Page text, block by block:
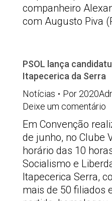
companheiro
com Augusto Piva
PSOL lança
Itapecerica da Serra
Notícias
Por
Deixe um comentário
Em Convenção
de junho, no Clube
horário das 10
Socialismo e
Itapecerica Serra,
mais de 50 filiados